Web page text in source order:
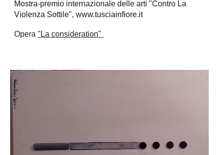
Mostra-premio internazionale delle arti "Contro La
Violenza Sottile", www.tusciainfiore.it
Opera" La consideration"